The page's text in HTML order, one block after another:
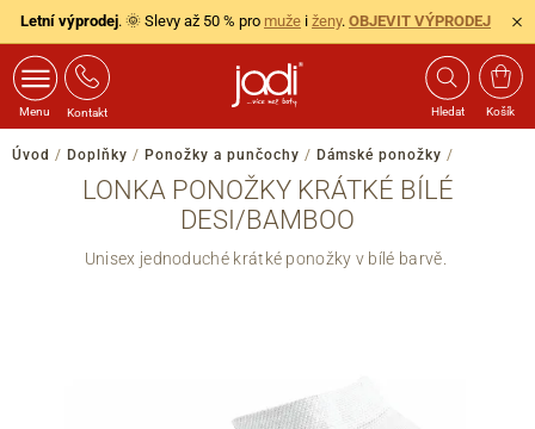
Letní výprodej. 🌞 Slevy až 50 % pro muže i ženy. OBJEVIT VÝPRODEJ
Menu Kontakt Hledat Košík
Úvod / Doplňky / Ponožky a punčochy / Dámské ponožky /
LONKA PONOŽKY KRÁTKÉ BÍLÉ
DESI/BAMBOO
Unisex jednoduché krátké ponožky v bílé barvě.